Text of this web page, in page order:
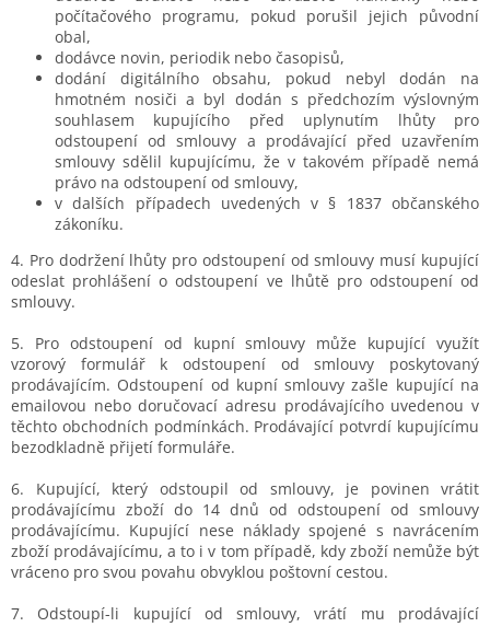
počítačového programu, pokud porušil jejich původní
obal,
dodávce novin, periodik nebo časopisů,
dodání digitálního obsahu, pokud nebyl dodán na
hmotném nosiči a byl dodán s předchozím výslovným
souhlasem kupujícího před uplynutím lhůty pro
odstoupení od smlouvy a prodávající před uzavřením
smlouvy sdělil kupujícímu, že v takovém případě nemá
právo na odstoupení od smlouvy,
v dalších případech uvedených v § 1837 občanského
zákoníku.
4. Pro dodržení lhůty pro odstoupení od smlouvy musí kupující
odeslat prohlášení o odstoupení ve lhůtě pro odstoupení od
smlouvy.
5. Pro odstoupení od kupní smlouvy může kupující využít
vzorový formulář k odstoupení od smlouvy poskytovaný
prodávajícím. Odstoupení od kupní smlouvy zašle kupující na
emailovou nebo doručovací adresu prodávajícího uvedenou v
těchto obchodních podmínkách. Prodávající potvrdí kupujícímu
bezodkladně přijetí formuláře.
6. Kupující, který odstoupil od smlouvy, je povinen vrátit
prodávajícímu zboží do 14 dnů od odstoupení od smlouvy
prodávajícímu. Kupující nese náklady spojené s navrácením
zboží prodávajícímu, a to i v tom případě, kdy zboží nemůže být
vráceno pro svou povahu obvyklou poštovní cestou.
7. Odstoupí-li kupující od smlouvy, vrátí mu prodávající